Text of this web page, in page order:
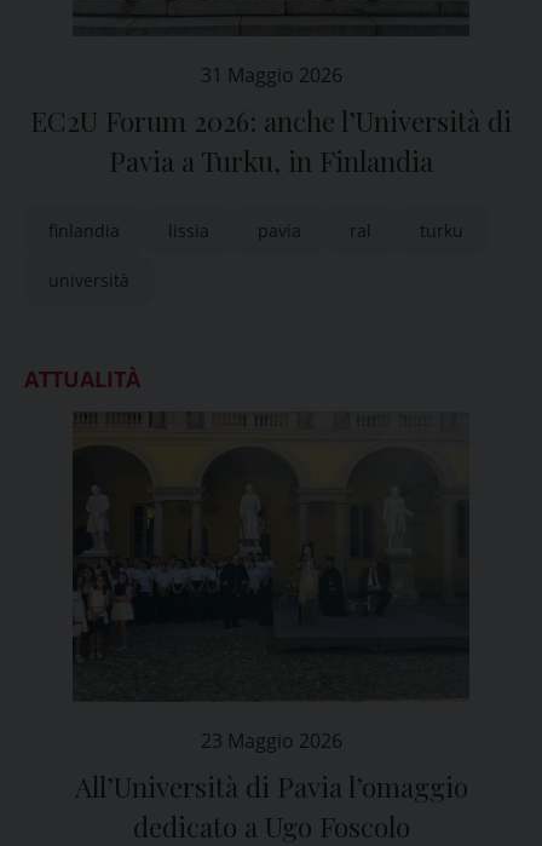
31 Maggio 2026
EC2U Forum 2026: anche l’Università di
Pavia a Turku, in Finlandia
finlandia lissia pavia ral turku
università
ATTUALITÀ
23 Maggio 2026
All’Università di Pavia l’omaggio
dedicato a Ugo Foscolo